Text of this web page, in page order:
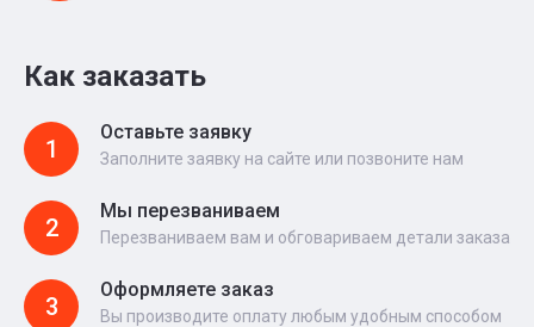
Как заказать
1
Оставьте заявку
Заполните заявку на сайте или позвоните нам
2
Мы перезваниваем
Перезваниваем вам и обговариваем детали заказа
3
Оформляете заказ
Вы производите оплату любым удобным способом